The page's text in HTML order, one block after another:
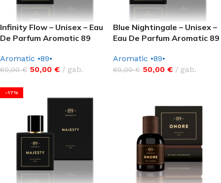
Infinity Flow – Unisex – Eau
De Parfum Aromatic 89
Aromatic •89•
60,00€ 50,00 € gab.
Blue Nightingale – Unisex –
Eau De Parfum Aromatic 89
Aromatic •89•
60,00€ 50,00 € gab.
-17%